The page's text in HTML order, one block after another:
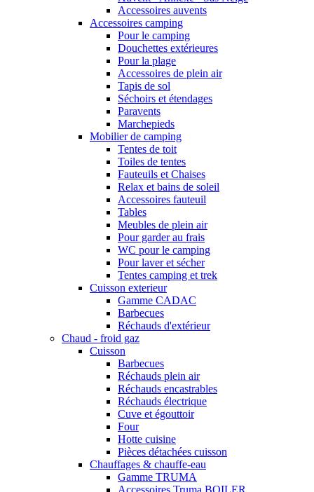
Accessoires auvents
Accessoires camping
Pour le camping
Douchettes extérieures
Pour la plage
Accessoires de plein air
Tapis de sol
Séchoirs et étendages
Paravents
Marchepieds
Mobilier de camping
Tentes de toit
Toiles de tentes
Fauteuils et Chaises
Relax et bains de soleil
Accessoires fauteuil
Tables
Meubles de plein air
Pour garder au frais
WC pour le camping
Pour laver et sécher
Tentes camping et trek
Cuisson exterieur
Gamme CADAC
Barbecues
Réchauds d'extérieur
Chaud - froid gaz
Cuisson
Barbecues
Réchauds plein air
Réchauds encastrables
Réchauds électrique
Cuve et égouttoir
Four
Hotte cuisine
Pièces détachées cuisson
Chauffages & chauffe-eau
Gamme TRUMA
Accessoires Truma BOILER